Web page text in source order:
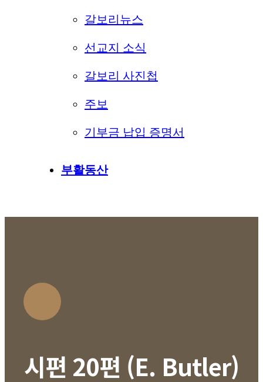
갈보리뉴스
선교지 소식
갈보리 사진첩
주보
기부금 납입 증명서
부활동산
시편 20편 (E. Butler)